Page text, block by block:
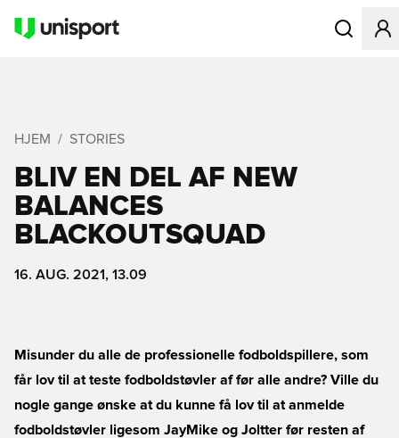
Åbner en
HJEM STORIES
BLIV EN DEL AF NEW
BALANCES
BLACKOUTSQUAD
16. AUG. 2021, 13.09
Misunder du alle de professionelle fodboldspillere, som
får lov til at teste fodboldstøvler af før alle andre? Ville du
nogle gange ønske at du kunne få lov til at anmelde
fodboldstøvler ligesom JayMike og Joltter før resten af